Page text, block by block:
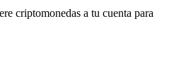
criptomonedas a tu cuenta para